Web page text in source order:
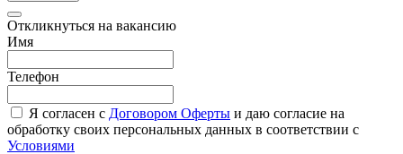
Откликнуться на вакансию
Имя
Телефон
Я согласен с Договором Оферты и даю согласие на
обработку своих персональных данных в соответствии с
Условиями